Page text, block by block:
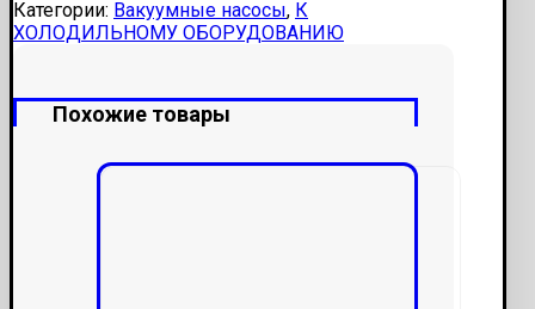
Категории: Вакуумные насосы, К
ХОЛОДИЛЬНОМУ ОБОРУДОВАНИЮ
Похожие товары